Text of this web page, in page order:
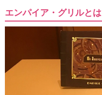
エンパイア・グリルとは